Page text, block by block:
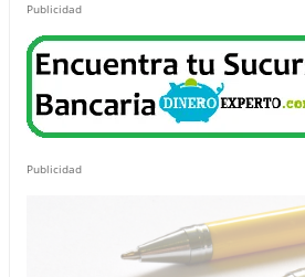
Publicidad
Publicidad